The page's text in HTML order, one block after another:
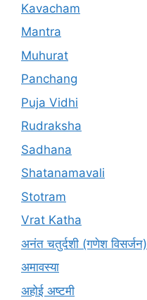
Kavacham
Mantra
Muhurat
Panchang
Puja Vidhi
Rudraksha
Sadhana
Shatanamavali
Stotram
Vrat Katha
अनंत चतुर्दशी (गणेश विसर्जन)
अमावस्या
अहोई अष्टमी